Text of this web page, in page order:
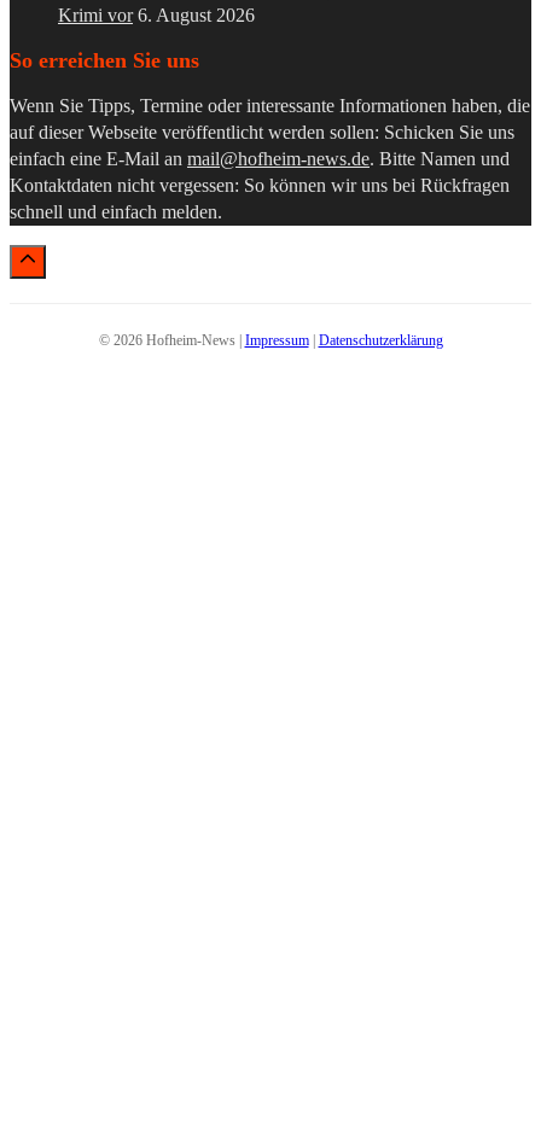
Krimi vor 6. August 2026
So erreichen Sie uns
Wenn Sie Tipps, Termine oder interessante Informationen haben, die
auf dieser Webseite veröffentlicht werden sollen: Schicken Sie uns
einfach eine E-Mail an mail@hofheim-news.de. Bitte Namen und
Kontaktdaten nicht vergessen: So können wir uns bei Rückfragen
schnell und einfach melden.
© 2026 Hofheim-News | Impressum| Datenschutzerklärung